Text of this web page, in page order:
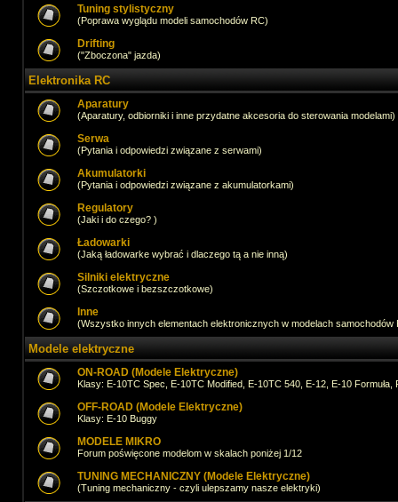
Tuning stylistyczny
(Poprawa wyglądu modeli samochodów RC)
Drifting
("Zboczona" jazda)
Elektronika RC
Aparatury
(Aparatury, odbiorniki i inne przydatne akcesoria do sterowania modelami)
Serwa
(Pytania i odpowiedzi związane z serwami)
Akumulatorki
(Pytania i odpowiedzi związane z akumulatorkami)
Regulatory
(Jaki i do czego? )
Ładowarki
(Jaką ładowarke wybrać i dlaczego tą a nie inną)
Silniki elektryczne
(Szczotkowe i bezszczotkowe)
Inne
(Wszystko innych elementach elektronicznych w modelach samochodów
Modele elektryczne
ON-ROAD (Modele Elektryczne)
Klasy: E-10TC Spec, E-10TC Modified, E-10TC 540, E-12, E-10 Formuła,
OFF-ROAD (Modele Elektryczne)
Klasy: E-10 Buggy
MODELE MIKRO
Forum poświęcone modelom w skalach poniżej 1/12
TUNING MECHANICZNY (Modele Elektryczne)
(Tuning mechaniczny - czyli ulepszamy nasze elektryki)